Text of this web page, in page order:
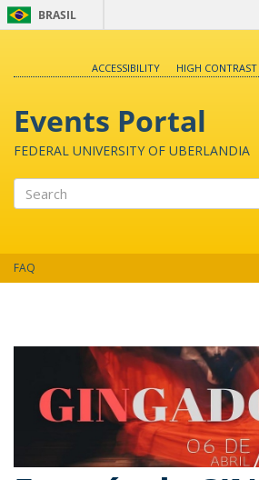
BRASIL
ACCESSIBILITY
HIGH CONTRAST
Events Portal
FEDERAL UNIVERSITY OF UBERLANDIA
FAQ